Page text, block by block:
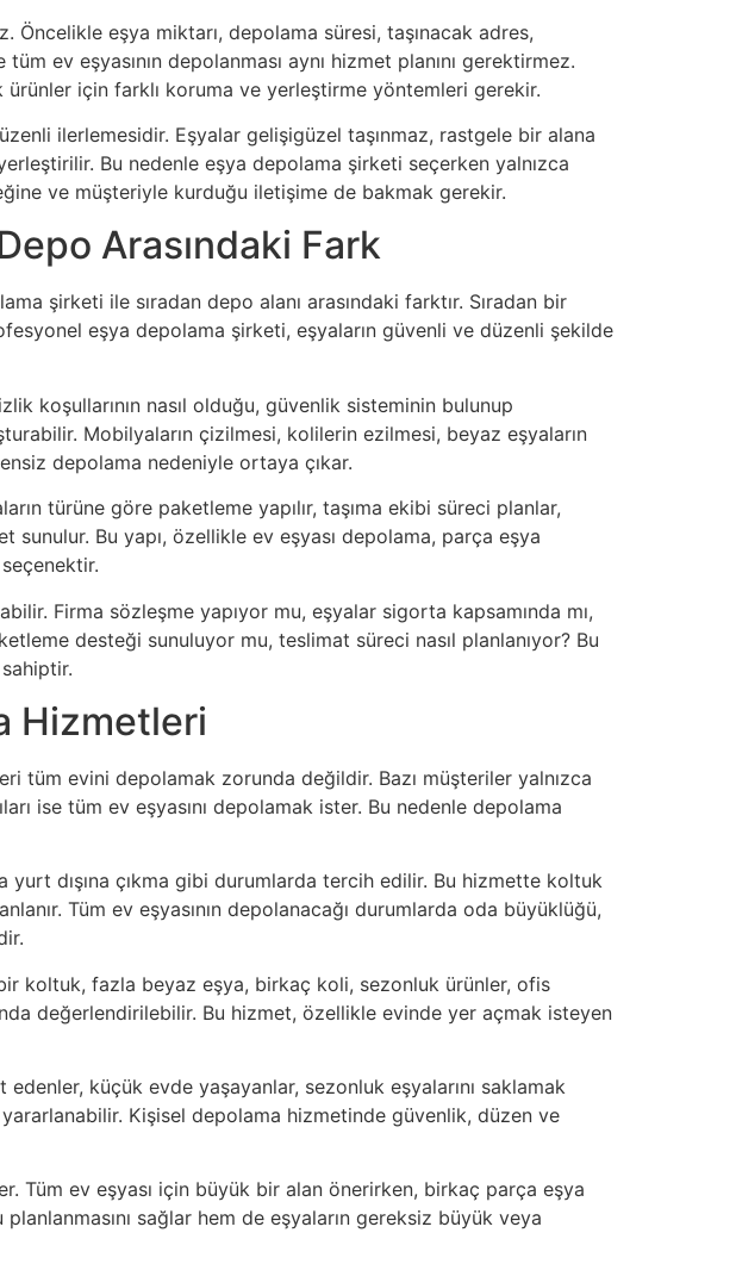
eşya miktarı, depolama süresi, taşınacak adres,
ev eşyasının depolanması aynı hizmet planını gerektirmez.
için farklı koruma ve yerleştirme yöntemleri gerekir.
ilerlemesidir. Eşyalar gelişigüzel taşınmaz, rastgele bir alana
Bu nedenle eşya depolama şirketi seçerken yalnızca
ve müşteriyle kurduğu iletişime de bakmak gerekir.
Arasındaki Fark
şirketi ile sıradan depo alanı arasındaki farktır. Sıradan bir
eşya depolama şirketi, eşyaların güvenli ve düzenli şekilde
koşullarının nasıl olduğu, güvenlik sisteminin bulunup
Mobilyaların çizilmesi, kolilerin ezilmesi, beyaz eşyaların
depolama nedeniyle ortaya çıkar.
türüne göre paketleme yapılır, taşıma ekibi süreci planlar,
Bu yapı, özellikle ev eşyası depolama, parça eşya
Firma sözleşme yapıyor mu, eşyalar sigorta kapsamında mı,
desteği sunuluyor mu, teslimat süreci nasıl planlanıyor? Bu
Hizmetleri
tüm evini depolamak zorunda değildir. Bazı müşteriler yalnızca
ise tüm ev eşyasını depolamak ister. Bu nedenle depolama
dışına çıkma gibi durumlarda tercih edilir. Bu hizmette koltuk
Tüm ev eşyasının depolanacağı durumlarda oda büyüklüğü,
koltuk, fazla beyaz eşya, birkaç koli, sezonluk ürünler, ofis
değerlendirilebilir. Bu hizmet, özellikle evinde yer açmak isteyen
küçük evde yaşayanlar, sezonluk eşyalarını saklamak
Kişisel depolama hizmetinde güvenlik, düzen ve
Tüm ev eşyası için büyük bir alan önerirken, birkaç parça eşya
sağlar hem de eşyaların gereksiz büyük veya